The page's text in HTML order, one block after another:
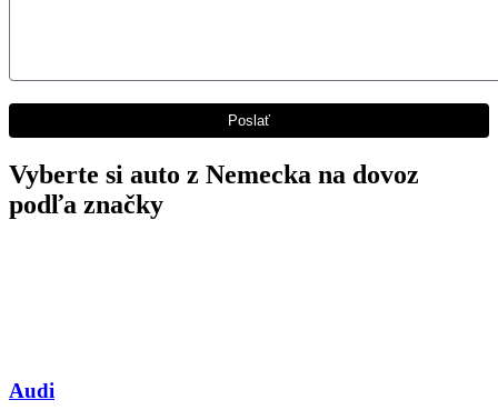
Vyberte si auto z Nemecka na dovoz
podľa značky
Audi